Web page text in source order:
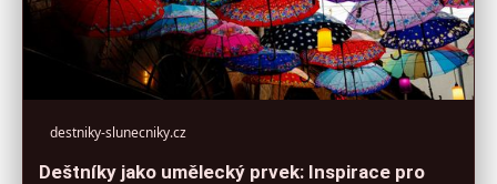
destniky-slunecniky.cz
Deštníky jako umělecký prvek: Inspirace pro